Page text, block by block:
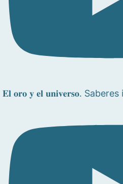
𝐄𝐥 𝐨𝐫𝐨 𝐲 𝐞𝐥 𝐮𝐧𝐢𝐯𝐞𝐫𝐬𝐨.